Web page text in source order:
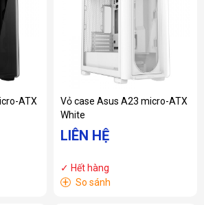
ATX
Vỏ case Asus A23 micro-ATX
White
LIÊN HỆ
✓ Hết hàng
+ So sánh